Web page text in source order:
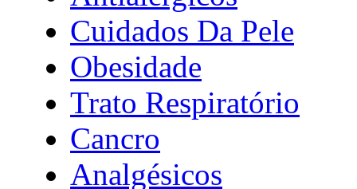
Cuidados Da Pele
Obesidade
Trato Respiratório
Cancro
Analgésicos